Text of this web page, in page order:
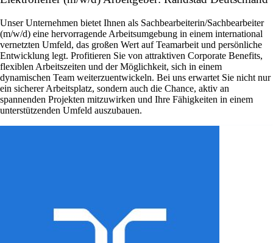
Unser Unternehmen bietet Ihnen als Sachbearbeiterin/Sachbearbeiter
(m/w/d) eine hervorragende Arbeitsumgebung in einem international
vernetzten Umfeld, das großen Wert auf Teamarbeit und persönliche
Entwicklung legt. Profitieren Sie von attraktiven Corporate Benefits,
flexiblen Arbeitszeiten und der Möglichkeit, sich in einem
dynamischen Team weiterzuentwickeln. Bei uns erwartet Sie nicht nur
ein sicherer Arbeitsplatz, sondern auch die Chance, aktiv an
spannenden Projekten mitzuwirken und Ihre Fähigkeiten in einem
unterstützenden Umfeld auszubauen.